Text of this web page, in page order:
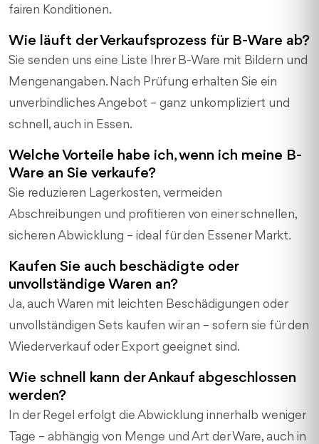
fairen Konditionen.
Wie läuft der Verkaufsprozess für B-Ware ab?
Sie senden uns eine Liste Ihrer B-Ware mit Bildern und
Mengenangaben. Nach Prüfung erhalten Sie ein
unverbindliches Angebot – ganz unkompliziert und
schnell, auch in Essen.
Welche Vorteile habe ich, wenn ich meine B-
Ware an Sie verkaufe?
Sie reduzieren Lagerkosten, vermeiden
Abschreibungen und profitieren von einer schnellen,
sicheren Abwicklung – ideal für den Essener Markt.
Kaufen Sie auch beschädigte oder
unvollständige Waren an?
Ja, auch Waren mit leichten Beschädigungen oder
unvollständigen Sets kaufen wir an – sofern sie für den
Wiederverkauf oder Export geeignet sind.
Wie schnell kann der Ankauf abgeschlossen
werden?
In der Regel erfolgt die Abwicklung innerhalb weniger
Tage – abhängig von Menge und Art der Ware, auch in